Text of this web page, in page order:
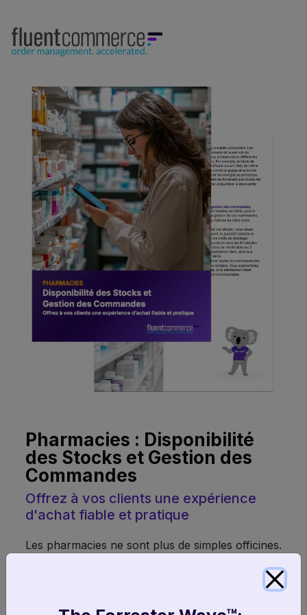
Pharmacies : Disponibilité
des Stocks et Gestion des
Commandes
Offrez à vos clients une expérience
d'achat fiable et pratique
Les pharmacies ne sont plus de simples officines.
bien au-delà des seuls médicaments délivrés sur